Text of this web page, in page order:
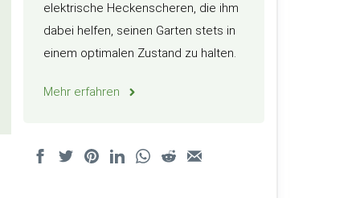
elektrische Heckenscheren, die ihm
dabei helfen, seinen Garten stets in
einem optimalen Zustand zu halten.
Mehr erfahren